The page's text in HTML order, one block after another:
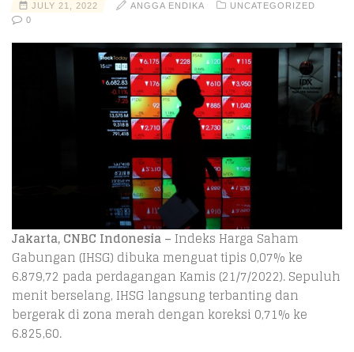
JULY 21, 2022 ANGGA ENDIKA
UNCATEGORIZED
0
Jakarta, CNBC Indonesia – Indeks Harga Saham
Gabungan (IHSG) dibuka menguat tipis 0,07% ke
6.879,72 pada perdagangan Kamis (21/7/2022). Sepuluh
menit berselang, IHSG langsung terbanting dan
bergerak di zona merah dengan koreksi 0,71% ke
6.825,60.